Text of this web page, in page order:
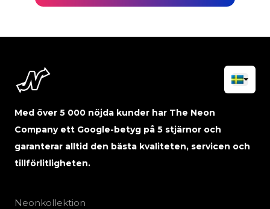
Med över 5 000 nöjda kunder har The Neon
Company ett Google-betyg på 5 stjärnor och
garanterar alltid den bästa kvaliteten, servicen och
tillförlitligheten.
Neonkollektion